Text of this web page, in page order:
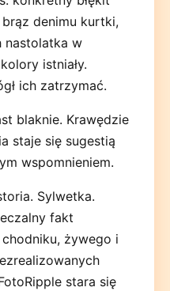
denimu kurtki,
nastolatka w
istniały.
ich zatrzymać.
blaknie. Krawędzie
staje się sugestią
wspomnieniem.
Sylwetka.
fakt
żywego i
stara się